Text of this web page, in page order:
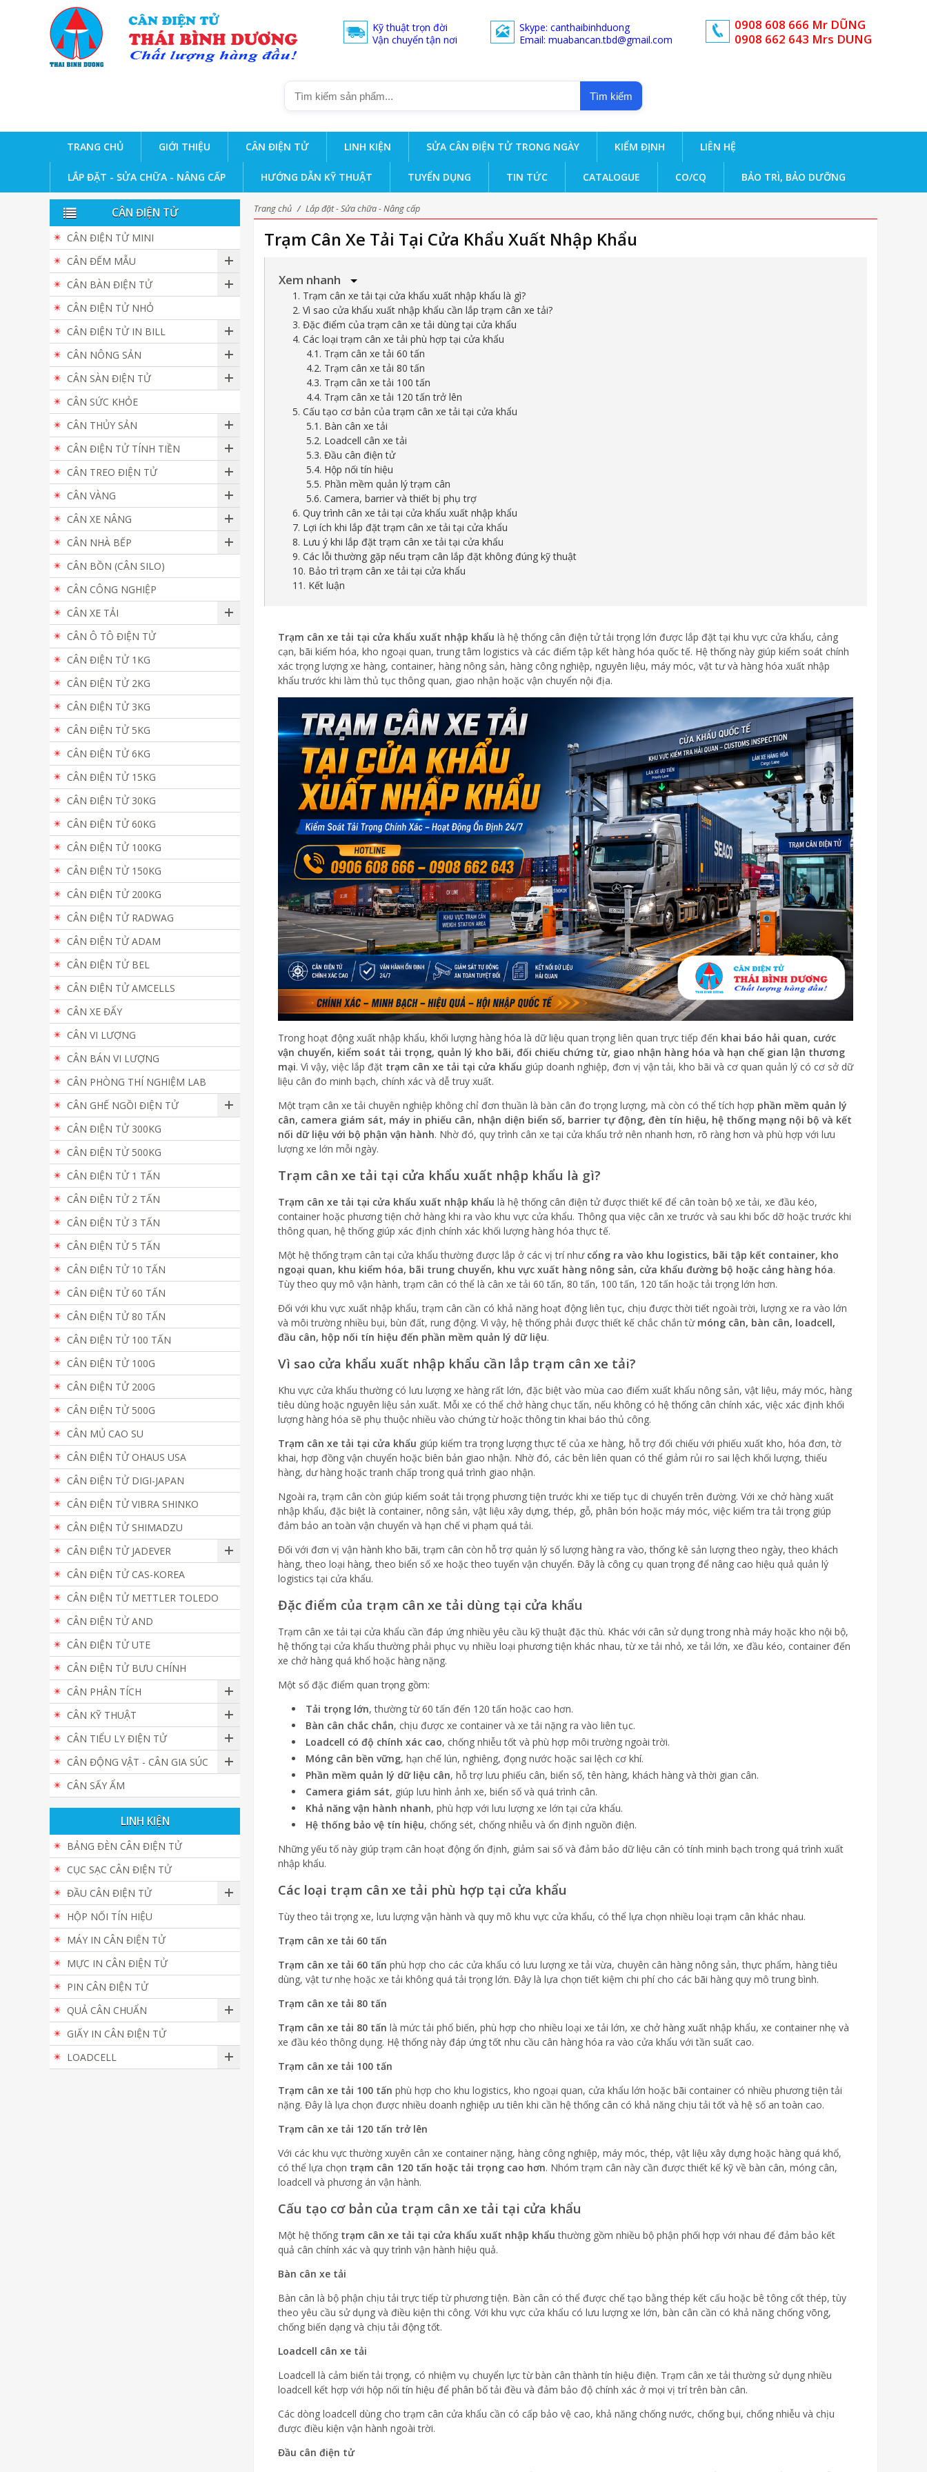
Kỹ thuật trọn đời
Vận chuyển tận nơi
Skype: canthaibinhduong
Email: muabancan.tbd@gmail.com
0908 608 666 Mr DŨNG
0908 662 643 Mrs DUNG
Tìm kiếm
TRANG CHỦ GIỚI THIỆU CÂN ĐIỆN TỬ LINH KIỆN SỬA CÂN ĐIỆN TỬ TRONG NGÀY KIỂM ĐỊNH LIÊN HỆ
LẮP ĐẶT - SỬA CHỮA - NÂNG CẤP HƯỚNG DẪN KỸ THUẬT TUYỂN DỤNG TIN TỨC CATALOGUE CO/CQ BẢO TRÌ, BẢO DƯỠNG
Trang chủ / Lắp đặt - Sửa chữa - Nâng cấp
Trạm Cân Xe Tải Tại Cửa Khẩu Xuất Nhập Khẩu
Xem nhanh
1. Trạm cân xe tải tại cửa khẩu xuất nhập khẩu là gì?
2. Vì sao cửa khẩu xuất nhập khẩu cần lắp trạm cân xe tải?
3. Đặc điểm của trạm cân xe tải dùng tại cửa khẩu
4. Các loại trạm cân xe tải phù hợp tại cửa khẩu
4.1. Trạm cân xe tải 60 tấn
4.2. Trạm cân xe tải 80 tấn
4.3. Trạm cân xe tải 100 tấn
4.4. Trạm cân xe tải 120 tấn trở lên
5. Cấu tạo cơ bản của trạm cân xe tải tại cửa khẩu
5.1. Bàn cân xe tải
5.2. Loadcell cân xe tải
5.3. Đầu cân điện tử
5.4. Hộp nối tín hiệu
5.5. Phần mềm quản lý trạm cân
5.6. Camera, barrier và thiết bị phụ trợ
6. Quy trình cân xe tải tại cửa khẩu xuất nhập khẩu
7. Lợi ích khi lắp đặt trạm cân xe tải tại cửa khẩu
8. Lưu ý khi lắp đặt trạm cân xe tải tại cửa khẩu
9. Các lỗi thường gặp nếu trạm cân lắp đặt không đúng kỹ thuật
10. Bảo trì trạm cân xe tải tại cửa khẩu
11. Kết luận
Trạm cân xe tải tại cửa khẩu xuất nhập khẩu là hệ thống cân điện tử tải trọng lớn được lắp đặt tại khu vực cửa khẩu, cảng
cạn, bãi kiểm hóa, kho ngoại quan, trung tâm logistics và các điểm tập kết hàng hóa quốc tế. Hệ thống này giúp kiểm soát chính
xác trọng lượng xe hàng, container, hàng nông sản, hàng công nghiệp, nguyên liệu, máy móc, vật tư và hàng hóa xuất nhập
khẩu trước khi làm thủ tục thông quan, giao nhận hoặc vận chuyển nội địa.
Trong hoạt động xuất nhập khẩu, khối lượng hàng hóa là dữ liệu quan trọng liên quan trực tiếp đến khai báo hải quan, cước
vận chuyển, kiểm soát tải trọng, quản lý kho bãi, đối chiếu chứng từ, giao nhận hàng hóa và hạn chế gian lận thương
mại. Vì vậy, việc lắp đặt trạm cân xe tải tại cửa khẩu giúp doanh nghiệp, đơn vị vận tải, kho bãi và cơ quan quản lý có cơ sở dữ
liệu cân đo minh bạch, chính xác và dễ truy xuất.
Một trạm cân xe tải chuyên nghiệp không chỉ đơn thuần là bàn cân đo trọng lượng, mà còn có thể tích hợp phần mềm quản lý
cân, camera giám sát, máy in phiếu cân, nhận diện biển số, barrier tự động, đèn tín hiệu, hệ thống mạng nội bộ và kết
nối dữ liệu với bộ phận vận hành. Nhờ đó, quy trình cân xe tại cửa khẩu trở nên nhanh hơn, rõ ràng hơn và phù hợp với lưu
lượng xe lớn mỗi ngày.
Trạm cân xe tải tại cửa khẩu xuất nhập khẩu là gì?
Trạm cân xe tải tại cửa khẩu xuất nhập khẩu là hệ thống cân điện tử được thiết kế để cân toàn bộ xe tải, xe đầu kéo,
container hoặc phương tiện chở hàng khi ra vào khu vực cửa khẩu. Thông qua việc cân xe trước và sau khi bốc dỡ hoặc trước khi
thông quan, hệ thống giúp xác định chính xác khối lượng hàng hóa thực tế.
Một hệ thống trạm cân tại cửa khẩu thường được lắp ở các vị trí như cổng ra vào khu logistics, bãi tập kết container, kho
ngoại quan, khu kiểm hóa, bãi trung chuyển, khu vực xuất hàng nông sản, cửa khẩu đường bộ hoặc cảng hàng hóa.
Tùy theo quy mô vận hành, trạm cân có thể là cân xe tải 60 tấn, 80 tấn, 100 tấn, 120 tấn hoặc tải trọng lớn hơn.
Đối với khu vực xuất nhập khẩu, trạm cân cần có khả năng hoạt động liên tục, chịu được thời tiết ngoài trời, lượng xe ra vào lớn
và môi trường nhiều bụi, bùn đất, rung động. Vì vậy, hệ thống phải được thiết kế chắc chắn từ móng cân, bàn cân, loadcell,
đầu cân, hộp nối tín hiệu đến phần mềm quản lý dữ liệu.
Vì sao cửa khẩu xuất nhập khẩu cần lắp trạm cân xe tải?
Khu vực cửa khẩu thường có lưu lượng xe hàng rất lớn, đặc biệt vào mùa cao điểm xuất khẩu nông sản, vật liệu, máy móc, hàng
tiêu dùng hoặc nguyên liệu sản xuất. Mỗi xe có thể chở hàng chục tấn, nếu không có hệ thống cân chính xác, việc xác định khối
lượng hàng hóa sẽ phụ thuộc nhiều vào chứng từ hoặc thông tin khai báo thủ công.
Trạm cân xe tải tại cửa khẩu giúp kiểm tra trọng lượng thực tế của xe hàng, hỗ trợ đối chiếu với phiếu xuất kho, hóa đơn, tờ
khai, hợp đồng vận chuyển hoặc biên bản giao nhận. Nhờ đó, các bên liên quan có thể giảm rủi ro sai lệch khối lượng, thiếu
hàng, dư hàng hoặc tranh chấp trong quá trình giao nhận.
Ngoài ra, trạm cân còn giúp kiểm soát tải trọng phương tiện trước khi xe tiếp tục di chuyển trên đường. Với xe chở hàng xuất
nhập khẩu, đặc biệt là container, nông sản, vật liệu xây dựng, thép, gỗ, phân bón hoặc máy móc, việc kiểm tra tải trọng giúp
đảm bảo an toàn vận chuyển và hạn chế vi phạm quá tải.
Đối với đơn vị vận hành kho bãi, trạm cân còn hỗ trợ quản lý số lượng hàng ra vào, thống kê sản lượng theo ngày, theo khách
hàng, theo loại hàng, theo biển số xe hoặc theo tuyến vận chuyển. Đây là công cụ quan trọng để nâng cao hiệu quả quản lý
logistics tại cửa khẩu.
Đặc điểm của trạm cân xe tải dùng tại cửa khẩu
Trạm cân xe tải tại cửa khẩu cần đáp ứng nhiều yêu cầu kỹ thuật đặc thù. Khác với cân sử dụng trong nhà máy hoặc kho nội bộ,
hệ thống tại cửa khẩu thường phải phục vụ nhiều loại phương tiện khác nhau, từ xe tải nhỏ, xe tải lớn, xe đầu kéo, container đến
xe chở hàng quá khổ hoặc hàng nặng.
Một số đặc điểm quan trọng gồm:
Tải trọng lớn, thường từ 60 tấn đến 120 tấn hoặc cao hơn.
Bàn cân chắc chắn, chịu được xe container và xe tải nặng ra vào liên tục.
Loadcell có độ chính xác cao, chống nhiễu tốt và phù hợp môi trường ngoài trời.
Móng cân bền vững, hạn chế lún, nghiêng, đọng nước hoặc sai lệch cơ khí.
Phần mềm quản lý dữ liệu cân, hỗ trợ lưu phiếu cân, biển số, tên hàng, khách hàng và thời gian cân.
Camera giám sát, giúp lưu hình ảnh xe, biển số và quá trình cân.
Khả năng vận hành nhanh, phù hợp với lưu lượng xe lớn tại cửa khẩu.
Hệ thống bảo vệ tín hiệu, chống sét, chống nhiễu và ổn định nguồn điện.
Những yếu tố này giúp trạm cân hoạt động ổn định, giảm sai số và đảm bảo dữ liệu cân có tính minh bạch trong quá trình xuất
nhập khẩu.
Các loại trạm cân xe tải phù hợp tại cửa khẩu
Tùy theo tải trọng xe, lưu lượng vận hành và quy mô khu vực cửa khẩu, có thể lựa chọn nhiều loại trạm cân khác nhau.
Trạm cân xe tải 60 tấn
Trạm cân xe tải 60 tấn phù hợp cho các cửa khẩu có lưu lượng xe tải vừa, chuyên cân hàng nông sản, thực phẩm, hàng tiêu
dùng, vật tư nhẹ hoặc xe tải không quá tải trọng lớn. Đây là lựa chọn tiết kiệm chi phí cho các bãi hàng quy mô trung bình.
Trạm cân xe tải 80 tấn
Trạm cân xe tải 80 tấn là mức tải phổ biến, phù hợp cho nhiều loại xe tải lớn, xe chở hàng xuất nhập khẩu, xe container nhẹ và
xe đầu kéo thông dụng. Hệ thống này đáp ứng tốt nhu cầu cân hàng hóa ra vào cửa khẩu với tần suất cao.
Trạm cân xe tải 100 tấn
Trạm cân xe tải 100 tấn phù hợp cho khu logistics, kho ngoại quan, cửa khẩu lớn hoặc bãi container có nhiều phương tiện tải
nặng. Đây là lựa chọn được nhiều doanh nghiệp ưu tiên khi cần hệ thống cân có khả năng chịu tải tốt và hệ số an toàn cao.
Trạm cân xe tải 120 tấn trở lên
Với các khu vực thường xuyên cân xe container nặng, hàng công nghiệp, máy móc, thép, vật liệu xây dựng hoặc hàng quá khổ,
có thể lựa chọn trạm cân 120 tấn hoặc tải trọng cao hơn. Nhóm trạm cân này cần được thiết kế kỹ về bàn cân, móng cân,
loadcell và phương án vận hành.
Cấu tạo cơ bản của trạm cân xe tải tại cửa khẩu
Một hệ thống trạm cân xe tải tại cửa khẩu xuất nhập khẩu thường gồm nhiều bộ phận phối hợp với nhau để đảm bảo kết
quả cân chính xác và quy trình vận hành hiệu quả.
Bàn cân xe tải
Bàn cân là bộ phận chịu tải trực tiếp từ phương tiện. Bàn cân có thể được chế tạo bằng thép kết cấu hoặc bê tông cốt thép, tùy
theo yêu cầu sử dụng và điều kiện thi công. Với khu vực cửa khẩu có lưu lượng xe lớn, bàn cân cần có khả năng chống võng,
chống biến dạng và chịu tải động tốt.
Loadcell cân xe tải
Loadcell là cảm biến tải trọng, có nhiệm vụ chuyển lực từ bàn cân thành tín hiệu điện. Trạm cân xe tải thường sử dụng nhiều
loadcell kết hợp với hộp nối tín hiệu để phân bố tải đều và đảm bảo độ chính xác ở mọi vị trí trên bàn cân.
Các dòng loadcell dùng cho trạm cân cửa khẩu cần có cấp bảo vệ cao, khả năng chống nước, chống bụi, chống nhiễu và chịu
được điều kiện vận hành ngoài trời.
Đầu cân điện tử
CÂN ĐIỆN TỬ
CÂN ĐIỆN TỬ MINI
CÂN ĐẾM MẪU
CÂN BÀN ĐIỆN TỬ
CÂN ĐIỆN TỬ NHỎ
CÂN ĐIỆN TỬ IN BILL
CÂN NÔNG SẢN
CÂN SÀN ĐIỆN TỬ
CÂN SỨC KHỎE
CÂN THỦY SẢN
CÂN ĐIỆN TỬ TÍNH TIỀN
CÂN TREO ĐIỆN TỬ
CÂN VÀNG
CÂN XE NÂNG
CÂN NHÀ BẾP
CÂN BỒN (CÂN SILO)
CÂN CÔNG NGHIỆP
CÂN XE TẢI
CÂN Ô TÔ ĐIỆN TỬ
CÂN ĐIỆN TỬ 1KG
CÂN ĐIỆN TỬ 2KG
CÂN ĐIỆN TỬ 3KG
CÂN ĐIỆN TỬ 5KG
CÂN ĐIỆN TỬ 6KG
CÂN ĐIỆN TỬ 15KG
CÂN ĐIỆN TỬ 30KG
CÂN ĐIỆN TỬ 60KG
CÂN ĐIỆN TỬ 100KG
CÂN ĐIỆN TỬ 150KG
CÂN ĐIỆN TỬ 200KG
CÂN ĐIỆN TỬ RADWAG
CÂN ĐIỆN TỬ ADAM
CÂN ĐIỆN TỬ BEL
CÂN ĐIỆN TỬ AMCELLS
CÂN XE ĐẨY
CÂN VI LƯỢNG
CÂN BÁN VI LƯỢNG
CÂN PHÒNG THÍ NGHIỆM LAB
CÂN GHẾ NGỒI ĐIỆN TỬ
CÂN ĐIỆN TỬ 300KG
CÂN ĐIỆN TỬ 500KG
CÂN ĐIỆN TỬ 1 TẤN
CÂN ĐIỆN TỬ 2 TẤN
CÂN ĐIỆN TỬ 3 TẤN
CÂN ĐIỆN TỬ 5 TẤN
CÂN ĐIỆN TỬ 10 TẤN
CÂN ĐIỆN TỬ 60 TẤN
CÂN ĐIỆN TỬ 80 TẤN
CÂN ĐIỆN TỬ 100 TẤN
CÂN ĐIỆN TỬ 100G
CÂN ĐIỆN TỬ 200G
CÂN ĐIỆN TỬ 500G
CÂN MỦ CAO SU
CÂN ĐIỆN TỬ OHAUS USA
CÂN ĐIỆN TỬ DIGI-JAPAN
CÂN ĐIỆN TỬ VIBRA SHINKO
CÂN ĐIỆN TỬ SHIMADZU
CÂN ĐIỆN TỬ JADEVER
CÂN ĐIỆN TỬ CAS-KOREA
CÂN ĐIỆN TỬ METTLER TOLEDO
CÂN ĐIỆN TỬ AND
CÂN ĐIỆN TỬ UTE
CÂN ĐIỆN TỬ BƯU CHÍNH
CÂN PHÂN TÍCH
CÂN KỸ THUẬT
CÂN TIỂU LY ĐIỆN TỬ
CÂN ĐỘNG VẬT - CÂN GIA SÚC
CÂN SẤY ẨM
LINH KIỆN
BẢNG ĐÈN CÂN ĐIỆN TỬ
CỤC SẠC CÂN ĐIỆN TỬ
ĐẦU CÂN ĐIỆN TỬ
HỘP NỐI TÍN HIỆU
MÁY IN CÂN ĐIỆN TỬ
MỰC IN CÂN ĐIỆN TỬ
PIN CÂN ĐIỆN TỬ
QUẢ CÂN CHUẨN
GIẤY IN CÂN ĐIỆN TỬ
LOADCELL